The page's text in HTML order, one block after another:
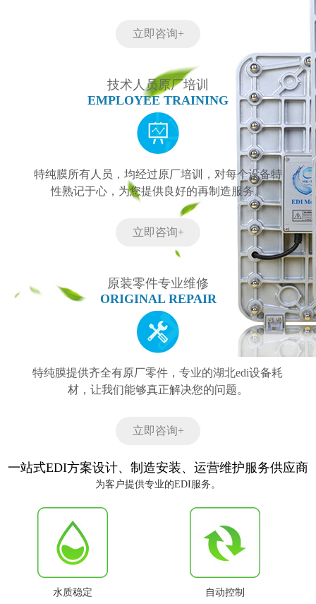
立即咨询+
技术人员原厂培训
EMPLOYEE TRAINING
特纯膜所有人员，均经过原厂培训，对每个设备特
性熟记于心，为您提供良好的再制造服务。
立即咨询+
原装零件专业维修
ORIGINAL REPAIR
特纯膜提供齐全有原厂零件，专业的湖北edi设备耗
材，让我们能够真正解决您的问题。
立即咨询+
一站式EDI方案设计、制造安装、运营维护服务供应商
为客户提供专业的EDI服务。
水质稳定 自动控制